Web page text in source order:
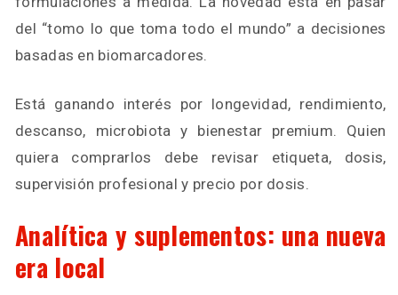
del “tomo lo que toma todo el mundo” a decisiones
basadas en biomarcadores.
Está ganando interés por longevidad, rendimiento,
descanso, microbiota y bienestar premium. Quien
quiera comprarlos debe revisar etiqueta, dosis,
supervisión profesional y precio por dosis.
Analítica y suplementos: una nueva
era local